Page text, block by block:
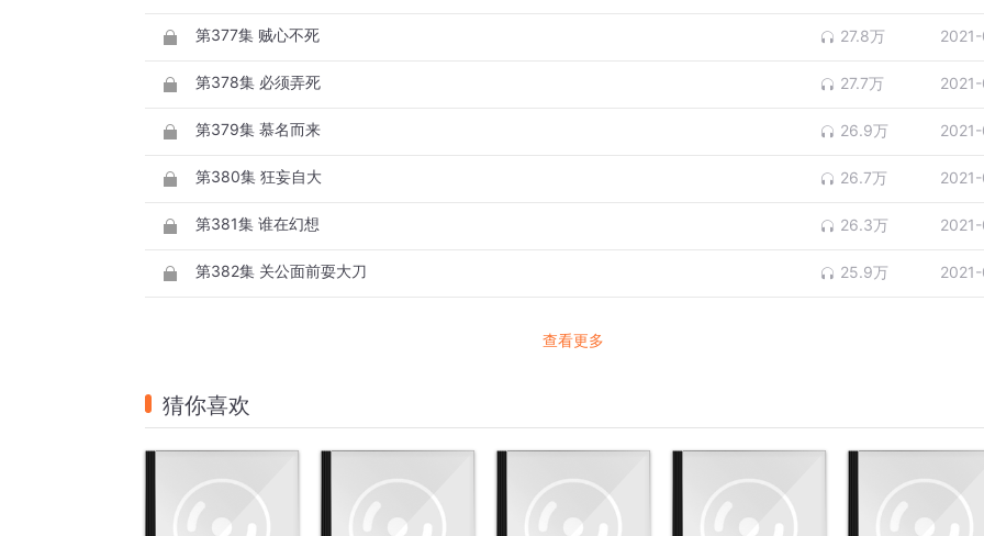
第377集 贼心不死 27.8万
第378集 必须弄死 27.7万
第379集 慕名而来 26.9万
第380集 狂妄自大 26.7万
第381集 谁在幻想 26.3万
第382集 关公面前耍大刀 25.9万
查看更多
猜你喜欢